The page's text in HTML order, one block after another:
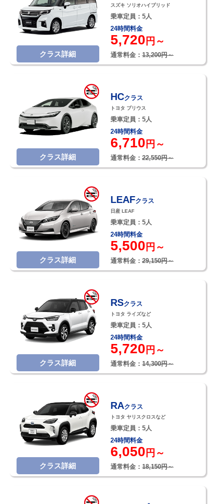
クラス詳細
スズキ ソリオハイブリッド
乗車定員：5人
24時間料金
5,720 円～
通常料金：13,200円～
クラス詳細
HCクラス
トヨタ プリウス
乗車定員：5人
24時間料金
6,710 円～
通常料金：22,550円～
クラス詳細
LEAFクラス
日産 LEAF
乗車定員：5人
24時間料金
5,500 円～
通常料金：29,150円～
クラス詳細
RSクラス
トヨタ ライズなど
乗車定員：5人
24時間料金
5,720 円～
通常料金：14,300円～
クラス詳細
RAクラス
トヨタ ヤリスクロスなど
乗車定員：5人
24時間料金
6,050 円～
通常料金：18,150円～